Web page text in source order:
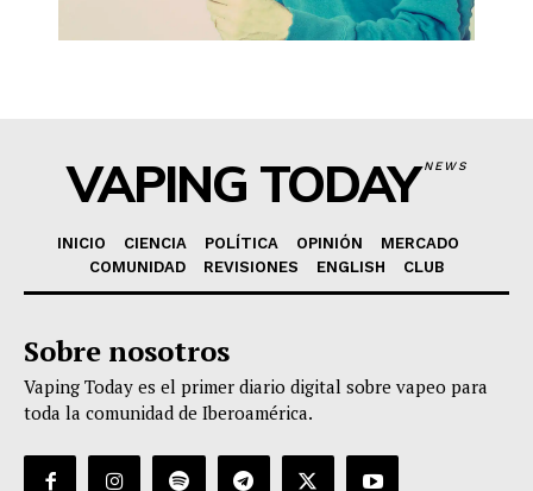
VAPING TODAYNEWS
INICIO CIENCIA POLÍTICA OPINIÓN
MERCADO
COMUNIDAD
REVISIONES ENGLISH CLUB
Sobre nosotros
Vaping Today es el primer diario digital sobre vapeo para
toda la comunidad de Iberoamérica.